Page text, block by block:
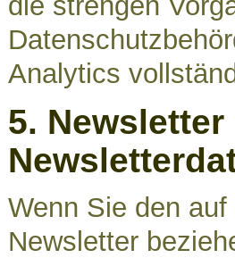
Analytics
5. Newsletter
Wenn Sie den
Newsletter